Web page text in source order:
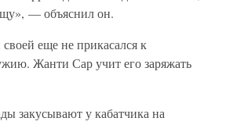
— объяснил он.
еще не прикасался к
Жанти Сар учит его заряжать
закусывают у кабатчика на